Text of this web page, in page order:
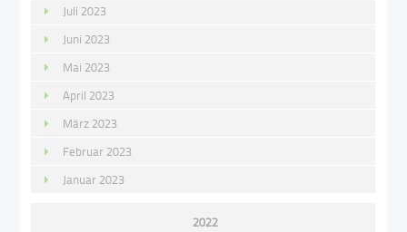
Juli 2023
Juni 2023
Mai 2023
April 2023
März 2023
Februar 2023
Januar 2023
2022